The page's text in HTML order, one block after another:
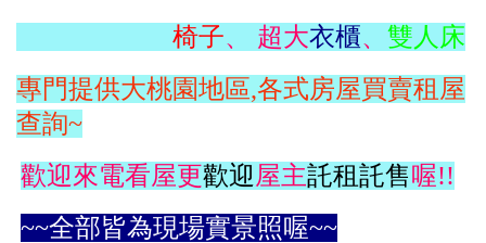
椅子、 超大衣櫃、 雙人床
專門提供大桃園地區,各式房屋買賣租屋
查詢~
歡迎來電看屋更歡迎屋主託租託售喔!!
~~全部皆為現場實景照喔~~